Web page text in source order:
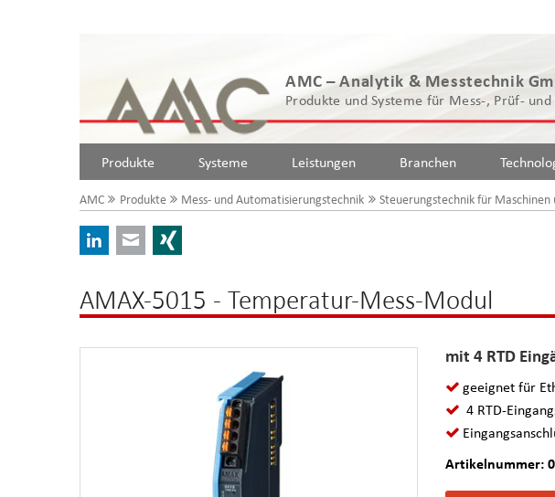
AMC – Analytik & Messtechnik
Produkte und Systeme für Mess-, Prüf-
Produkte Systeme Leistungen Branchen
AMC Produkte Mess- und Automatisierungstechnik Steuerungstechnik für Maschinen
LinkedInE-mail
AMAX-5015 - Temperatur-Mess-Modul
mit 4 RTD
geeignet für
4 RTD-
Artikelnummer: